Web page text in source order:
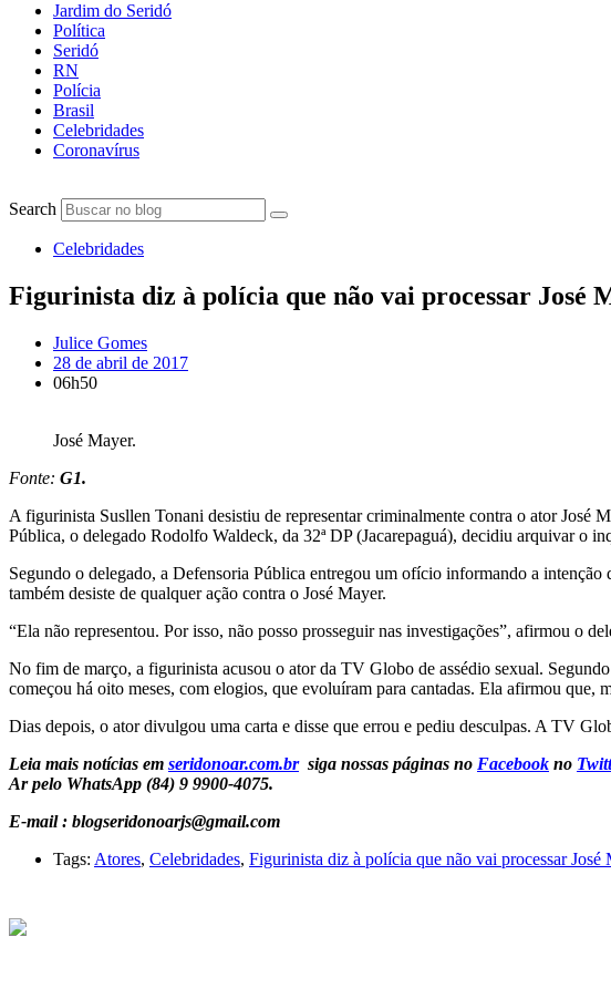
Jardim do Seridó
Política
Seridó
RN
Polícia
Brasil
Celebridades
Coronavírus
Search
Celebridades
Figurinista diz à polícia que não vai processar José
Julice Gomes
28 de abril de 2017
06h50
José Mayer.
Fonte: G1.
A figurinista Susllen Tonani desistiu de representar criminalmente contra o ator
Pública, o delegado Rodolfo Waldeck, da 32ª DP (Jacarepaguá), decidiu arquivar o
Segundo o delegado, a Defensoria Pública entregou um ofício informando a
também desiste de qualquer ação contra o José Mayer.
“Ela não representou. Por isso, não posso prosseguir nas investigações”, afirmou o
No fim de março, a figurinista acusou o ator da TV Globo de assédio sexual.
começou há oito meses, com elogios, que evoluíram para cantadas. Ela afirmou que,
Dias depois, o ator divulgou uma carta e disse que errou e pediu desculpas. A TV
Leia mais notícias em seridonoar.com.brsiga nossas páginas no Facebook no
Ar pelo WhatsApp (84) 9 9900-4075.
E-mail : blogseridonoarjs@gmail.com
Tags: Atores, Celebridades, Figurinista diz à polícia que não vai processar José